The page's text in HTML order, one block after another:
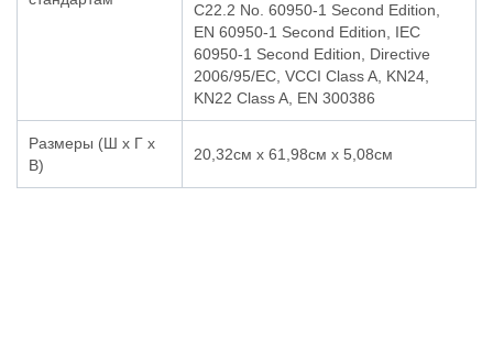
C22.2 No. 60950-1 Second Edition,
EN 60950-1 Second Edition, IEC
60950-1 Second Edition, Directive
2006/95/EC, VCCI Class A, KN24,
KN22 Class A, EN 300386
Размеры (Ш х Г х
В)
20,32см х 61,98см х 5,08см